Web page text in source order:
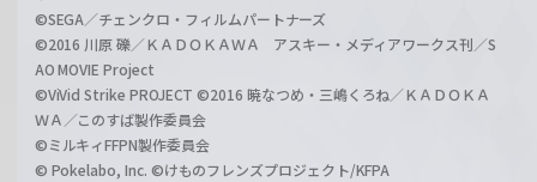
©SEGA／チェンクロ・フィルムパートナーズ
©2016 川原 礫／ＫＡＤＯＫＡＷＡ アスキー・メディアワークス刊／S
AO MOVIE Project
©ViVid Strike PROJECT ©2016 暁なつめ・三嶋くろね／ＫＡＤＯＫＡ
ＷＡ／このすば製作委員会
©ミルキィFFPN製作委員会
© Pokelabo, Inc. ©けものフレンズプロジェクト/KFPA